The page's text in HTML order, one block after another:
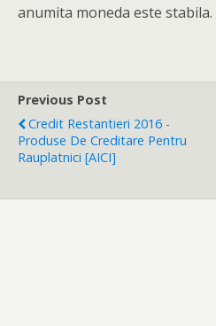
anumita moneda este stabila.
Previous Post
Credit Restantieri 2016 -
Produse De Creditare Pentru
Rauplatnici [AICI]